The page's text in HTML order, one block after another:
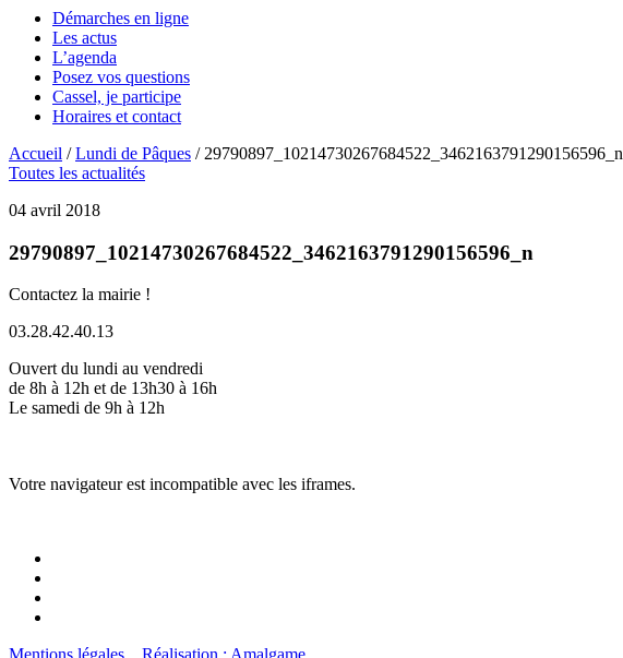
Démarches en ligne
Les actus
L’agenda
Posez vos questions
Cassel, je participe
Horaires et contact
Accueil /Lundi de Pâques / 29790897_10214730267684522_3462163791290156596_n
Toutes les actualités
04 avril 2018
29790897_10214730267684522_3462163791290156596_n
Contactez la mairie !
03.28.42.40.13
Ouvert du lundi au vendredi
de 8h à 12h et de 13h30 à 16h
Le samedi de 9h à 12h
Votre navigateur est incompatible avec les iframes.